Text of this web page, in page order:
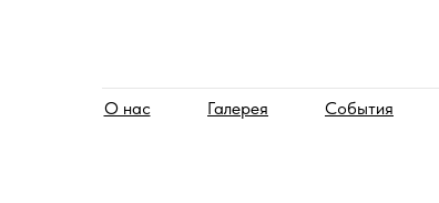
О нас События
Галерея